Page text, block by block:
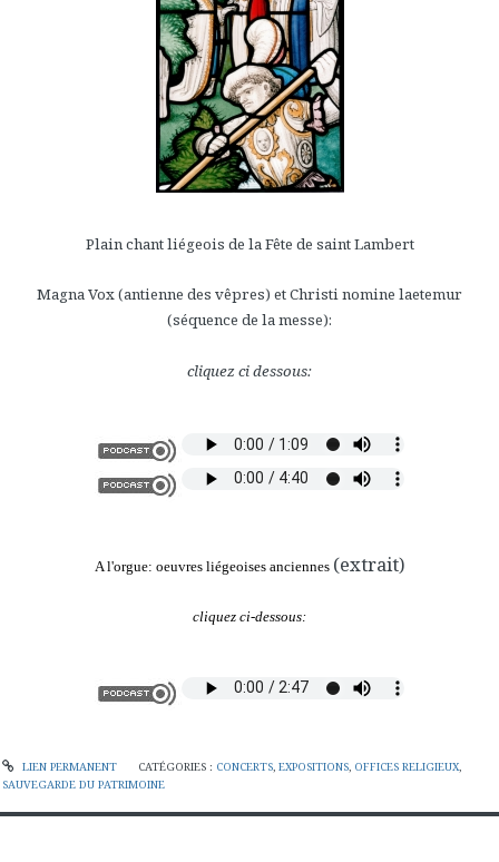
Plain chant liégeois de la Fête de saint Lambert
Magna Vox (antienne des vêpres) et Christi nomine laetemur
(séquence de la messe):
cliquez ci dessous:
A l'orgue: oeuvres liégeoises anciennes (extrait)
cliquez ci-dessous:
LIEN PERMANENT CATÉGORIES : CONCERTS, EXPOSITIONS, OFFICES RELIGIEUX,
SAUVEGARDE DU PATRIMOINE